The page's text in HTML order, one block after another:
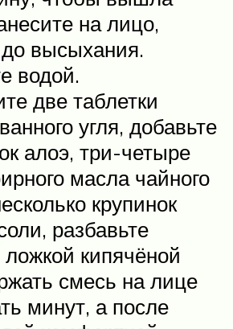
на лицо,
до высыхания.
водой.
две таблетки
угля, добавьте
алоэ, три-четыре
масла чайного
крупинок
разбавьте
ложкой кипячёной
смесь на лице
минут, а после